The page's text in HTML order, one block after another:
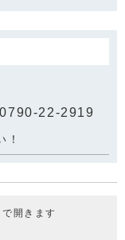
22-2919
！
開きます